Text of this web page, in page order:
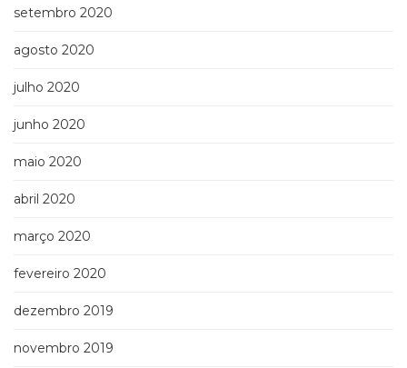
setembro 2020
agosto 2020
julho 2020
junho 2020
maio 2020
abril 2020
março 2020
fevereiro 2020
dezembro 2019
novembro 2019